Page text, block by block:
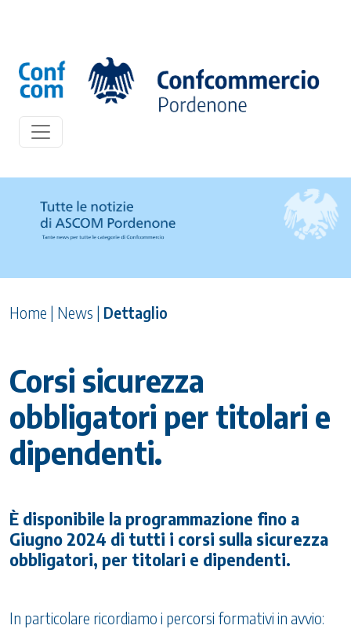
Home | News | Dettaglio
Corsi sicurezza
obbligatori per titolari e
dipendenti.
È disponibile la programmazione fino a
Giugno 2024 di tutti i corsi sulla sicurezza
obbligatori, per titolari e dipendenti.
In particolare ricordiamo i percorsi formativi in avvio: